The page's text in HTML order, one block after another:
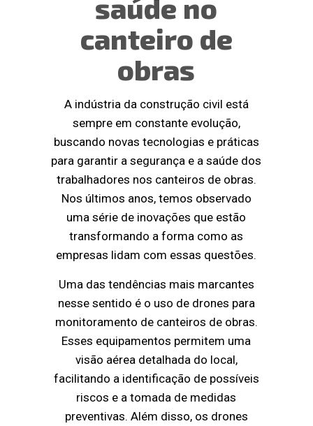
saúde no
canteiro de
obras
A indústria da construção civil está
sempre em constante evolução,
buscando novas tecnologias e práticas
para garantir a segurança e a saúde dos
trabalhadores nos canteiros de obras.
Nos últimos anos, temos observado
uma série de inovações que estão
transformando a forma como as
empresas lidam com essas questões.
Uma das tendências mais marcantes
nesse sentido é o uso de drones para
monitoramento de canteiros de obras.
Esses equipamentos permitem uma
visão aérea detalhada do local,
facilitando a identificação de possíveis
riscos e a tomada de medidas
preventivas. Além disso, os drones